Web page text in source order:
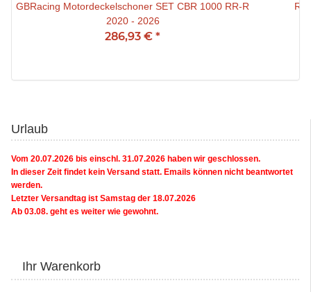
GBRacing Motordeckelschoner SET CBR 1000 RR-R
2020 - 2026
286,93 € *
Urlaub
Vom 20.07.2026 bis einschl. 31.07.2026 haben wir geschlossen.
In dieser Zeit findet kein Versand statt. Emails können nicht beantwortet
werden.
Letzter Versandtag ist Samstag der 18.07.2026
Ab 03.08. geht es weiter wie gewohnt.
Ihr Warenkorb